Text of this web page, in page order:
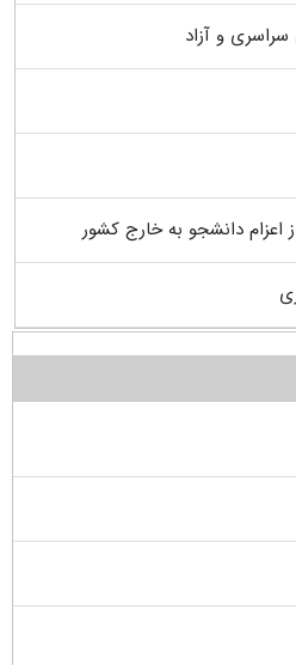
سراسری و آزاد
دانشجو به خارج کشور